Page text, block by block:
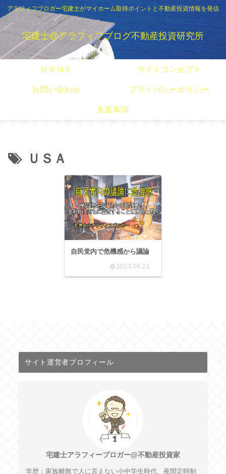
アラフィフブロガー宅建士がマイホーム取得ポイントと不動産投資情報を発信
宅建士@アラフィフブログ不動産投資研究所
ＨＯＭＥ サイトコンセプト
お問い合わせ プライバシーポリシー
免責事項
ＵＳＡ
自民党内で危機感から議論
2023.09.21
サイト運営者プロフィール
宅建士アラフィーブロガー@不動産投資家
学歴：家族離散で人に言えない小中学生時代、夜間定時制